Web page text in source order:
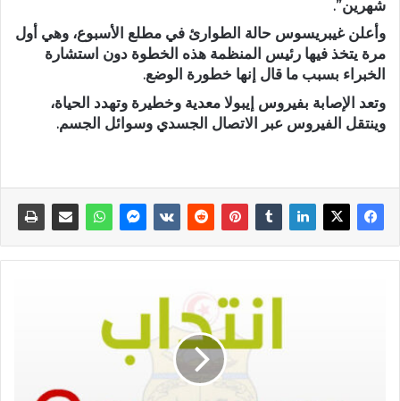
شهرين”.
وأعلن غيبريسوس حالة الطوارئ في مطلع الأسبوع، وهي أول
مرة يتخذ فيها رئيس المنظمة هذه الخطوة دون استشارة
الخبراء بسبب ما قال إنها خطورة الوضع.
وتعد الإصابة بفيروس إيبولا معدية وخطيرة وتهدد الحياة،
وينتقل الفيروس عبر الاتصال الجسدي وسوائل الجسم.